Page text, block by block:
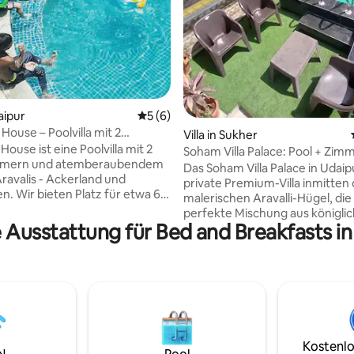
Durchschnittliche Bewertung: 5 von 5,
5 (6)
– Poolvilla mit 2
House ist eine Poolvilla mit 2
und atemberaubendem
- Ackerland und
Wir bieten Platz für etwa 6
Wir bieten keinen Luxus,
und Komfort; bieten
die sich wieder vereinen und
verbringen möchten,
ihre Kinder der Natur und
Villa in Sukher
Soham Villa Palace: Pool +
+ Küche
Das Soham Villa Palace in
private Premium-Villa inmitten
malerischen Aravalli-Hügel, die
perfekte Mischung aus
Eleganz und modernem
Mit geräumigen Zimmern,
Familienurlaub,
Feiern und Wochenendausflüge.
berühmten Seen und
Sehenswürdigkeiten von
Ausstattung für Bed and Breakfasts